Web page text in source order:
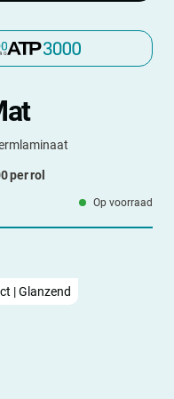
per rol
Op voorraad
| Glanzend